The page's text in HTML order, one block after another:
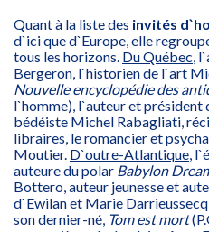
Quant à la liste des invités
d`ici que d`Europe, elle
tous les horizons. Du Québec,
Bergeron, l`historien de l`art
Nouvelle encyclopédie des
l`homme), l`auteur et président
bédéiste Michel Rabagliati,
libraires, le romancier et
Moutier. D`outre-Atlantique,
auteure du polar Babylon
Bottero, auteur jeunesse et
d`Ewilan et Marie
son dernier-né, Tom est mort